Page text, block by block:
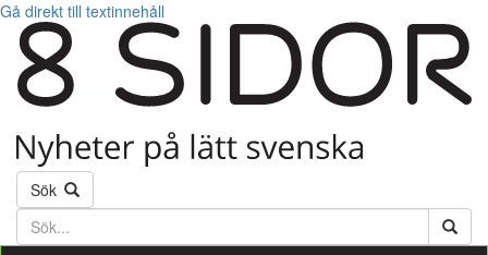
Gå direkt till textinnehåll
Sök
Söktext